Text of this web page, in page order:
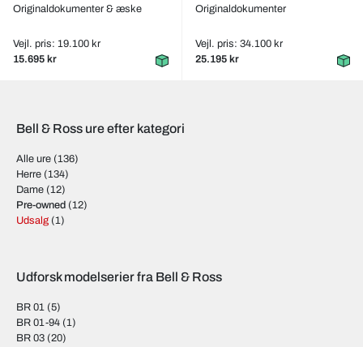
Originaldokumenter & æske
Vejl. pris: 19.100 kr
15.695 kr
Originaldokumenter
Vejl. pris: 34.100 kr
25.195 kr
Bell & Ross ure efter kategori
Alle ure (136)
Herre (134)
Dame (12)
Pre-owned (12)
Udsalg (1)
Udforsk modelserier fra Bell & Ross
BR 01 (5)
BR 01-94 (1)
BR 03 (20)